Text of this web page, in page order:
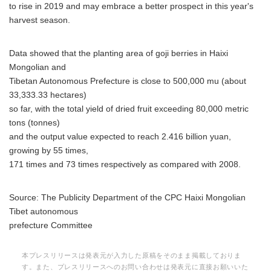
to rise in 2019 and may embrace a better prospect in this year's
harvest season.
Data showed that the planting area of goji berries in Haixi
Mongolian and
Tibetan Autonomous Prefecture is close to 500,000 mu (about
33,333.33 hectares)
so far, with the total yield of dried fruit exceeding 80,000 metric
tons (tonnes)
and the output value expected to reach 2.416 billion yuan,
growing by 55 times,
171 times and 73 times respectively as compared with 2008.
Source: The Publicity Department of the CPC Haixi Mongolian
Tibet autonomous
prefecture Committee
本プレスリリースは発表元が入力した原稿をそのまま掲載しておりま
す。また、プレスリリースへのお問い合わせは発表元に直接お願いいた